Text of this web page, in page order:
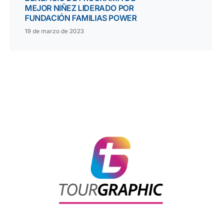
MEJOR NIÑEZ LIDERADO POR
FUNDACIÓN FAMILIAS POWER
19 de marzo de 2023